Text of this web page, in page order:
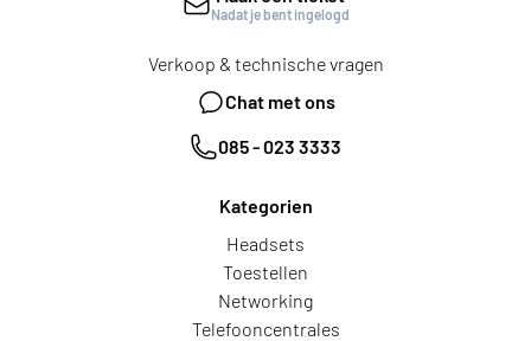
Nadat je bent ingelogd
Verkoop & technische vragen
Chat met ons
085 - 023 3333
Kategorien
Headsets
Toestellen
Networking
Telefooncentrales